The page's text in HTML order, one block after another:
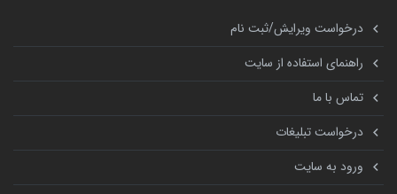
درخواست ویرایش/ثبت نام
راهنمای استفاده از سایت
تماس با ما
درخواست تبلیغات
ورود به سایت